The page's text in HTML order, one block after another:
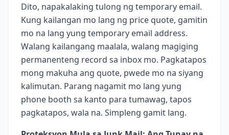
Dito, napakalaking tulong ng temporary email.
Kung kailangan mo lang ng price quote, gamitin
mo na lang yung temporary email address.
Walang kailangang maalala, walang magiging
permanenteng record sa inbox mo. Pagkatapos
mong makuha ang quote, pwede mo na siyang
kalimutan. Parang nagamit mo lang yung
phone booth sa kanto para tumawag, tapos
pagkatapos, wala na. Simpleng gamit lang.